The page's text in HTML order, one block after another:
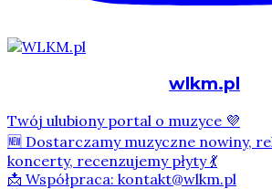
wlkm.pl
Twój ulubiony portal o muzyce 💜
🆕 Dostarczamy muzyczne nowiny,
koncerty, recenzujemy płyty 💃
📩 Współpraca: kontakt@wlkm.pl